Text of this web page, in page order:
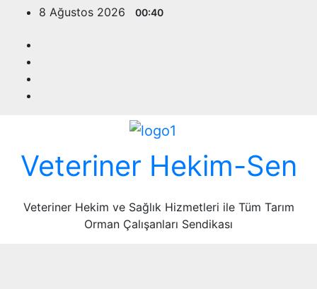
content
8 Ağustos 2026 00:40
Veteriner Hekim-Sen
Veteriner Hekim ve Sağlık Hizmetleri ile Tüm Tarım
Orman Çalışanları Sendikası